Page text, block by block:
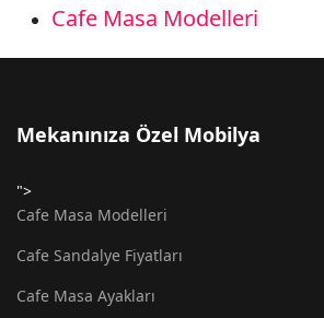
Cafe Masa Modelleri
Mekanınıza Özel Mobilya
">
Cafe Masa Modelleri
Cafe Sandalye Fiyatları
Cafe Masa Ayakları